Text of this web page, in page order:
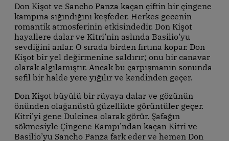
Don Kişot ve Sancho Panza kaçan çiftin bir çingene
kampına sığındığını keşfeder. Herkes gecenin
romantik atmosferinin etkisindedir. Don Kişot
hayallere dalar ve Kitri’nin aslında Basilio’yu
sevdiğini anlar. O sırada birden fırtına kopar. Don
Kişot bir yel değirmenine saldırır; onu bir canavar
olarak algılamıştır. Ancak bu çarpışmanın sonunda
sefil bir halde yere yığılır ve kendinden geçer.
Don Kişot büyülü bir rüyaya dalar ve gözünün
önünden olağanüstü güzellikte görüntüler geçer.
Kitri’yi gene Dulcinea olarak görür. Şafağın
sökmesiyle Çingene Kampı’ndan kaçan Kitri ve
Basilio’yu Sancho Panza fark eder ve hemen Don